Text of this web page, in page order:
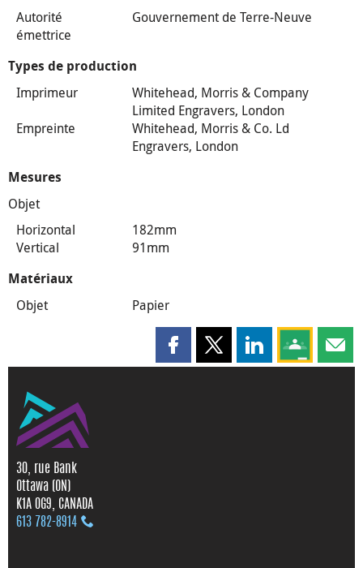
Autorité
émettrice
Gouvernement de Terre-Neuve
Types de production
Imprimeur
Whitehead, Morris & Company
Limited Engravers, London
Empreinte
Whitehead, Morris & Co. Ld
Engravers, London
Mesures
Objet
Horizontal
182mm
Vertical
91mm
Matériaux
Objet Papier
Partager cette page sur
Partager cette page sur X
Partager cette
Partagez
30, rue Bank
Ottawa (ON)
K1A 0G9, CANADA
613 782‑8914